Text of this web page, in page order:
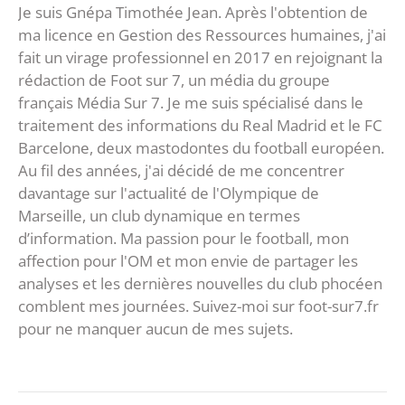
Je suis Gnépa Timothée Jean. Après l'obtention de
ma licence en Gestion des Ressources humaines, j'ai
fait un virage professionnel en 2017 en rejoignant la
rédaction de Foot sur 7, un média du groupe
français Média Sur 7. Je me suis spécialisé dans le
traitement des informations du Real Madrid et le FC
Barcelone, deux mastodontes du football européen.
Au fil des années, j'ai décidé de me concentrer
davantage sur l'actualité de l'Olympique de
Marseille, un club dynamique en termes
d’information. Ma passion pour le football, mon
affection pour l'OM et mon envie de partager les
analyses et les dernières nouvelles du club phocéen
comblent mes journées. Suivez-moi sur foot-sur7.fr
pour ne manquer aucun de mes sujets.